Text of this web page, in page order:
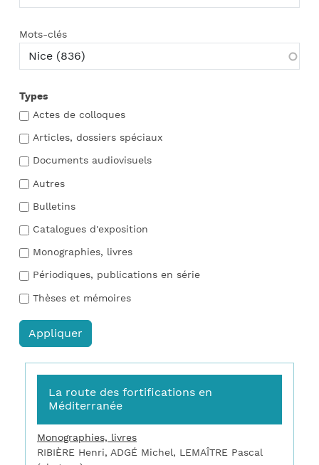
Mots-clés
Types
Actes de colloques
Articles, dossiers spéciaux
Documents audiovisuels
Autres
Bulletins
Catalogues d'exposition
Monographies, livres
Périodiques, publications en série
Thèses et mémoires
La route des fortifications en
Méditerranée
Monographies, livres
RIBIÈRE Henri, ADGÉ Michel, LEMAÎTRE Pascal